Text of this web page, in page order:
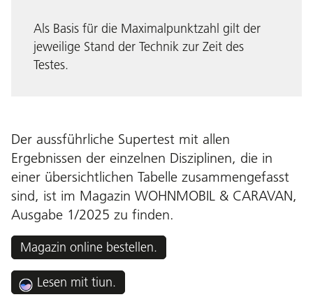
Als Basis für die Maximalpunktzahl gilt der
jeweilige Stand der Technik zur Zeit des
Testes.
Der aussführliche Supertest mit allen
Ergebnissen der einzelnen Disziplinen, die in
einer übersichtlichen Tabelle zusammengefasst
sind, ist im Magazin WOHNMOBIL & CARAVAN,
Ausgabe 1/2025 zu finden.
Magazin online bestellen.
Lesen mit tiun.